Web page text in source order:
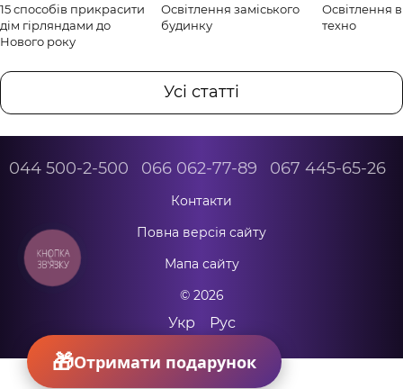
15 способів прикрасити
дім гірляндами до
Нового року
Освітлення заміського
будинку
Освітлення в
техно
Усі статті
044 500-2-500 066 062-77-89 067 445-65-26
Контакти
Повна версія сайту
Мапа сайту
© 2026
Укр Рус
КНОПКА
ЗВ'ЯЗКУ
Отримати подарунок